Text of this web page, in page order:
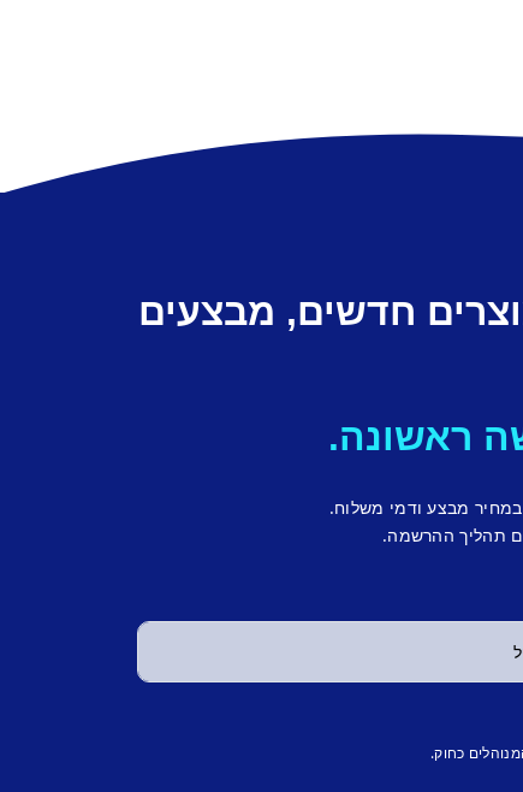
חדשים, מבצעים
מבצע ודמי משלוח.
תהליך ההרשמה.
כחוק.